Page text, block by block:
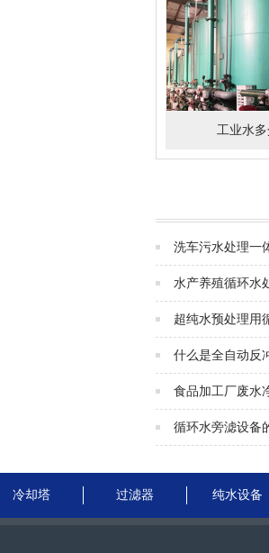
工业水
洗车污水处理一
水产养殖循环水
超纯水预处理用
什么是全自动反
食品加工厂废水
循环水旁滤设备
冷却塔 过滤器 纯水设备